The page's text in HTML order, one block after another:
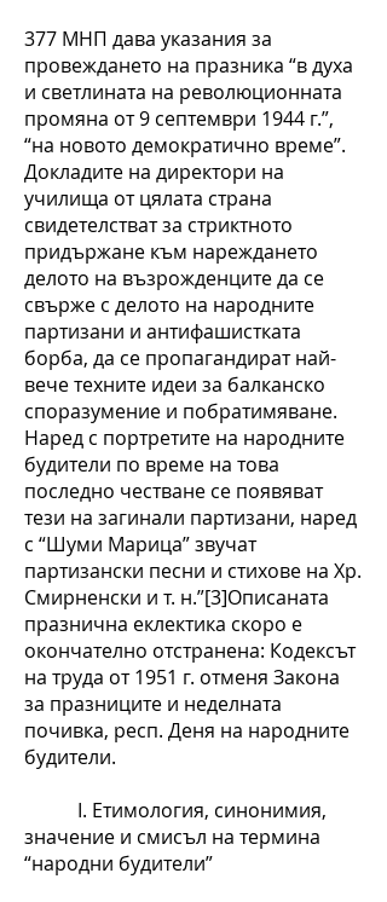
377 МНП дава указания за
провеждането на празника “в духа
и светлината на революционната
промяна от 9 септември 1944 г.”,
“на новото демократично време”.
Докладите на директори на
училища от цялата страна
свидетелстват за стриктното
придържане към нареждането
делото на възрожденците да се
свърже с делото на народните
партизани и антифашистката
борба, да се пропагандират най-
вече техните идеи за балканско
споразумение и побратимяване.
Наред с портретите на народните
будители по време на това
последно честване се появяват
тези на загинали партизани, наред
с “Шуми Марица” звучат
партизански песни и стихове на Хр.
Смирненски и т. н.”[3]Описаната
празнична еклектика скоро е
окончателно отстранена: Кодексът
на труда от 1951 г. отменя Закона
за празниците и неделната
почивка, респ. Деня на народните
будители.
І. Етимология, синонимия,
значение и смисъл на термина
“народни будители”